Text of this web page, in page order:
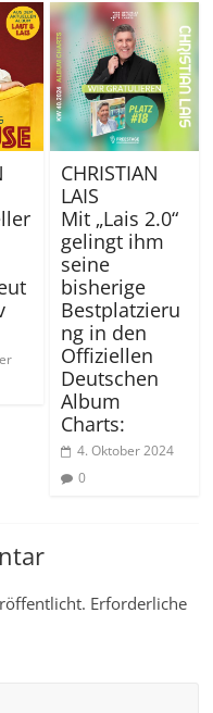
CHRISTIAN
LAIS
Mit „Lais 2.0“
gelingt ihm
seine
bisherige
Bestplatzieru
ng in den
Offiziellen
Deutschen
Album
Charts:
4. Oktober 2024
0
Erforderliche